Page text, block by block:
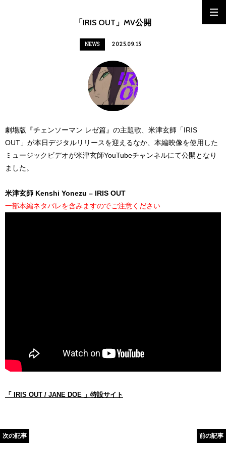
「IRIS OUT」MV公開
NEWS 2025.09.15
劇場版『チェンソーマン レゼ篇』の主題歌、米津玄師「IRIS
OUT」が本日デジタルリリースを迎えるなか、本編映像を使用した
ミュージックビデオが米津玄師YouTubeチャンネルにて公開となり
ました。
米津玄師 Kenshi Yonezu – IRIS OUT
一部本編ネタバレを含みますのでご注意ください
「 IRIS OUT / JANE DOE 」特設サイト
次の記事 前の記事